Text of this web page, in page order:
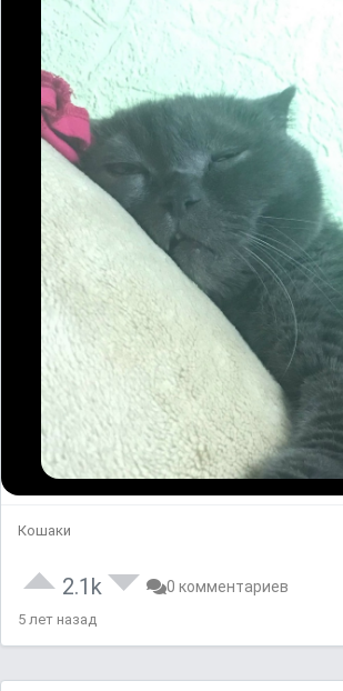
Кошаки
2.1k 0 комментариев
5 лет назад